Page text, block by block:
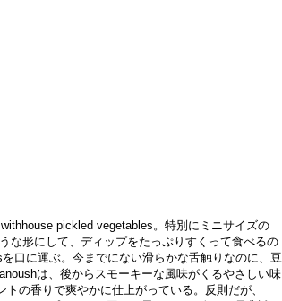
pickled vegetables。特別にミニサイズの
な形にして、ディップをたっぷりすくって食べるの
口に運ぶ。今までにない滑らかな舌触りなのに、豆
は、後からスモーキーな風味がくるやさしい味
の香りで爽やかに仕上がっている。反則だが、